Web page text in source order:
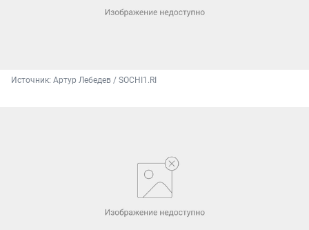
Источник: Артур Лебедев / SOCHI1.RI